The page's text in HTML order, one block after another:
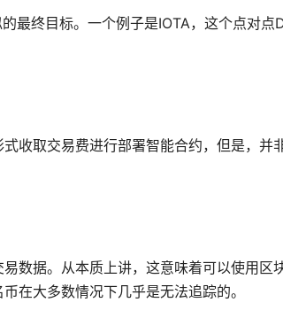
最终目标。一个例子是IOTA，这个点对点
收取交易费进行部署智能合约，但是，并
数据。从本质上讲，这意味着可以使用区
在大多数情况下几乎是无法追踪的。